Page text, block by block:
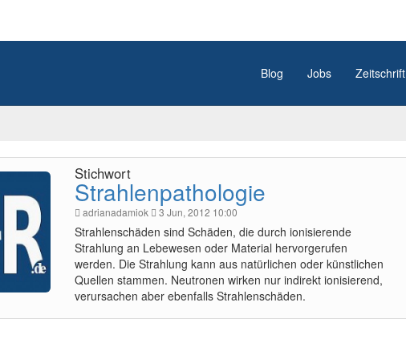
Blog Jobs Zeitschrift
Stichwort
Strahlenpathologie
adrianadamiok 3 Jun, 2012 10:00
Strahlenschäden sind Schäden, die durch ionisierende
Strahlung an Lebewesen oder Material hervorgerufen
werden. Die Strahlung kann aus natürlichen oder künstlichen
Quellen stammen. Neutronen wirken nur indirekt ionisierend,
verursachen aber ebenfalls Strahlenschäden.